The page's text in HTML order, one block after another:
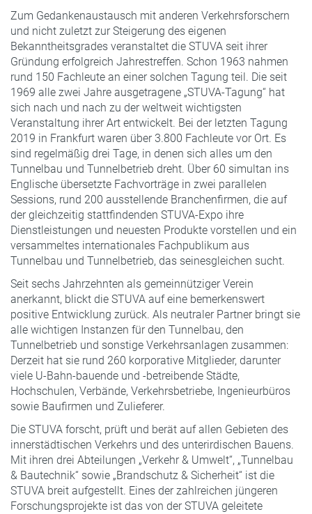
Zum Gedankenaustausch mit anderen Verkehrsforschern
und nicht zuletzt zur Steigerung des eigenen
Bekanntheitsgrades veranstaltet die STUVA seit ihrer
Gründung erfolgreich Jahrestreffen. Schon 1963 nahmen
rund 150 Fachleute an einer solchen Tagung teil. Die seit
1969 alle zwei Jahre ausgetragene „STUVA-Tagung“ hat
sich nach und nach zu der weltweit wichtigsten
Veranstaltung ihrer Art entwickelt. Bei der letzten Tagung
2019 in Frankfurt waren über 3.800 Fachleute vor Ort. Es
sind regelmäßig drei Tage, in denen sich alles um den
Tunnelbau und Tunnelbetrieb dreht. Über 60 simultan ins
Englische übersetzte Fachvorträge in zwei parallelen
Sessions, rund 200 ausstellende Branchenfirmen, die auf
der gleichzeitig stattfindenden STUVA-Expo ihre
Dienstleistungen und neuesten Produkte vorstellen und ein
versammeltes internationales Fachpublikum aus
Tunnelbau und Tunnelbetrieb, das seinesgleichen sucht.
Seit sechs Jahrzehnten als gemeinnütziger Verein
anerkannt, blickt die STUVA auf eine bemerkenswert
positive Entwicklung zurück. Als neutraler Partner bringt sie
alle wichtigen Instanzen für den Tunnelbau, den
Tunnelbetrieb und sonstige Verkehrsanlagen zusammen:
Derzeit hat sie rund 260 korporative Mitglieder, darunter
viele U-Bahn-bauende und -betreibende Städte,
Hochschulen, Verbände, Verkehrsbetriebe, Ingenieurbüros
sowie Baufirmen und Zulieferer.
Die STUVA forscht, prüft und berät auf allen Gebieten des
innerstädtischen Verkehrs und des unterirdischen Bauens.
Mit ihren drei Abteilungen „Verkehr & Umwelt“, „Tunnelbau
& Bautechnik“ sowie „Brandschutz & Sicherheit“ ist die
STUVA breit aufgestellt. Eines der zahlreichen jüngeren
Forschungsprojekte ist das von der STUVA geleitete